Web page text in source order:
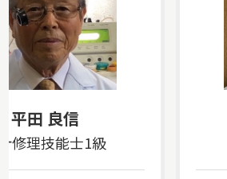
平田 良信
修理技能士1級